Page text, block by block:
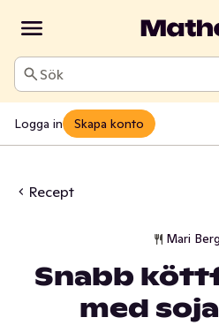
Sök
Logga in Skapa konto
Recept
Mari
Snabb
med